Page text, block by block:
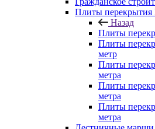
Плиты
Назад
Плиты
Плиты
метр
Плиты
метра
Плиты
метра
Плиты
метра